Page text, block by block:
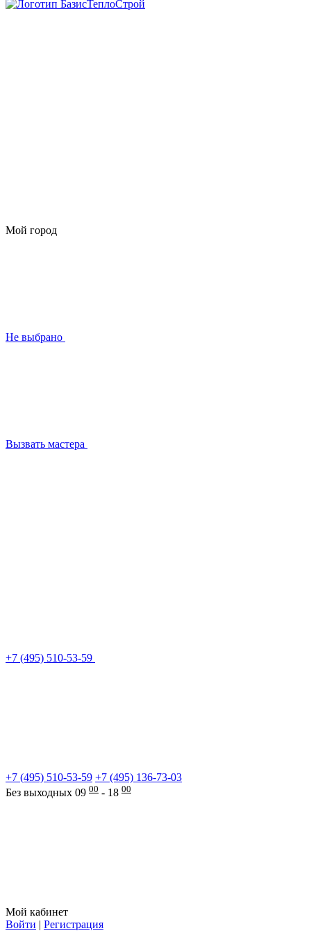
Мой город
Не выбрано
Вызвать мастера
+7 (495) 510-53-59
+7 (495) 510-53-59 +7 (495) 136-73-03
Без выходных 09 00 - 18 00
Мой кабинет
Войти | Регистрация